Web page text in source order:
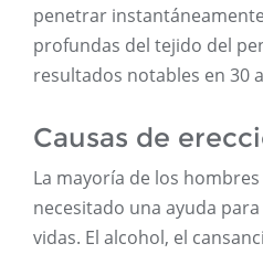
penetrar
profundas del tejido del
resultados notables en 30
Causas de
La mayoría de los
necesitado una ayuda
vidas. El alcohol, el